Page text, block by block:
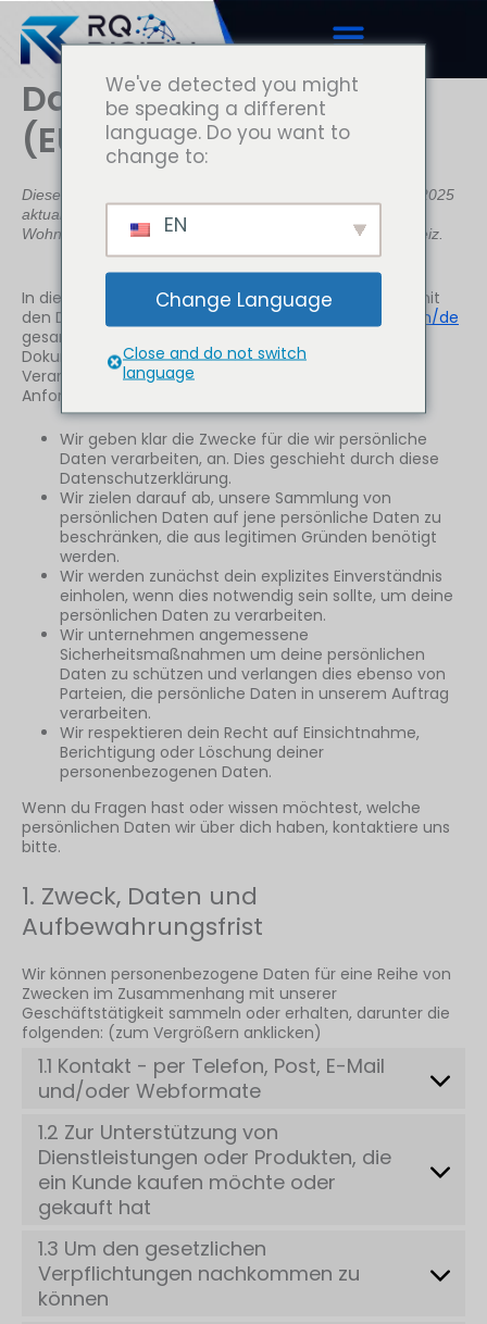
Inhalt
springen
Datenschutzerklärung
(EU)
Diese Datenschutzerklärung wurde zuletzt am August 21, 2025
aktualisiert und gilt für Bürger und Personen mit ständigem
Wohnsitz im Europäischen Wirtschaftsraum und der Schweiz.
In dieser Datenschutzerklärung erklären wir, was wir mit
den Daten, die wir über dich via
https://rq-digital.com/de
gesammelt haben, tun. Wir empfehlen dir, dieses
Dokument sorgfältig zu lesen. Während unserer
Verarbeitung entsprechen wir den gesetzlichen
Anforderungen. Dies bedeutet unter anderem:
Wir geben klar die Zwecke für die wir persönliche
Daten verarbeiten, an. Dies geschieht durch diese
Datenschutzerklärung.
Wir zielen darauf ab, unsere Sammlung von
persönlichen Daten auf jene persönliche Daten zu
beschränken, die aus legitimen Gründen benötigt
werden.
Wir werden zunächst dein explizites Einverständnis
einholen, wenn dies notwendig sein sollte, um deine
persönlichen Daten zu verarbeiten.
Wir unternehmen angemessene
Sicherheitsmaßnahmen um deine persönlichen
Daten zu schützen und verlangen dies ebenso von
Parteien, die persönliche Daten in unserem Auftrag
verarbeiten.
Wir respektieren dein Recht auf Einsichtnahme,
Berichtigung oder Löschung deiner
personenbezogenen Daten.
Wenn du Fragen hast oder wissen möchtest, welche
persönlichen Daten wir über dich haben, kontaktiere uns
bitte.
1. Zweck, Daten und
Aufbewahrungsfrist
Wir können personenbezogene Daten für eine Reihe von
Zwecken im Zusammenhang mit unserer
Geschäftstätigkeit sammeln oder erhalten, darunter die
folgenden: (zum Vergrößern anklicken)
1.1 Kontakt - per Telefon, Post, E-Mail
und/oder Webformate
1.2 Zur Unterstützung von
Dienstleistungen oder Produkten, die
ein Kunde kaufen möchte oder
gekauft hat
1.3 Um den gesetzlichen
Verpflichtungen nachkommen zu
können
We've detected you might
be speaking a different
language. Do you want to
change to:
EN
Change Language
Close and do not switch
language